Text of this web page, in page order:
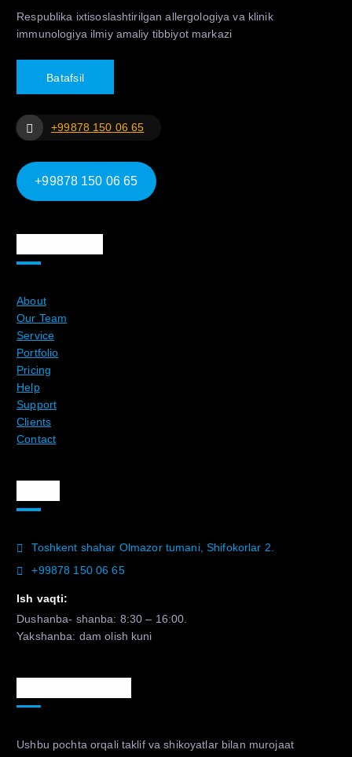
Respublika ixtisoslashtirilgan allergologiya va klinik
immunologiya ilmiy amaliy tibbiyot markazi
Batafsil
+99878 150 06 65
+99878 150 06 65
About
Our Team
Service
Portfolio
Pricing
Help
Support
Clients
Contact
Toshkent shahar Olmazor tumani, Shifokorlar 2.
+99878 150 06 65
Ish vaqti:
Dushanba- shanba: 8:30 – 16:00.
Yakshanba: dam olish kuni
Ushbu pochta orqali taklif va shikoyatlar bilan murojaat